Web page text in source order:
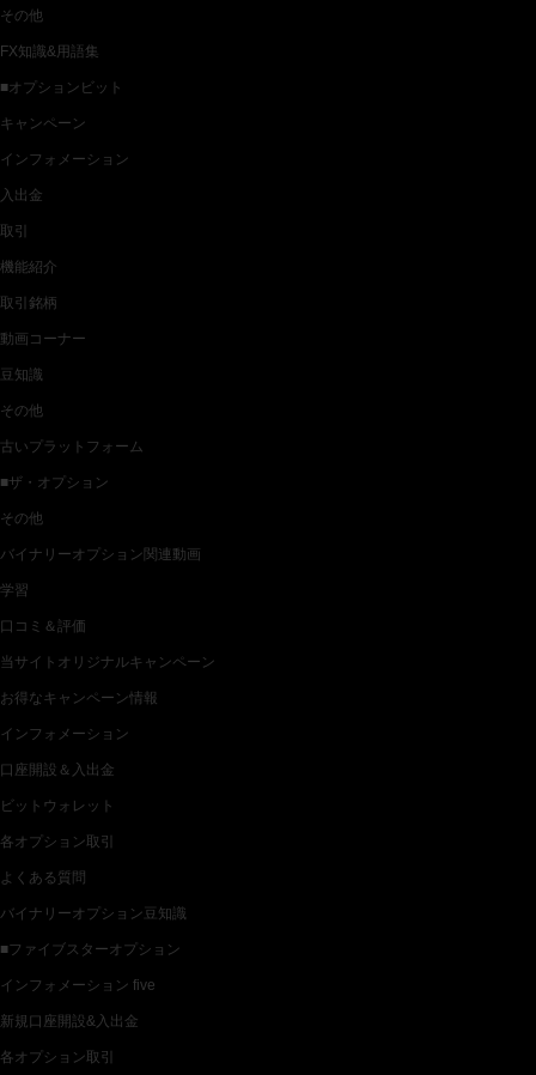
その他
FX知識&用語集
■オプションビット
キャンペーン
インフォメーション
入出金
取引
機能紹介
取引銘柄
動画コーナー
豆知識
その他
古いプラットフォーム
■ザ・オプション
その他
バイナリーオプション関連動画
学習
口コミ＆評価
当サイトオリジナルキャンペーン
お得なキャンペーン情報
インフォメーション
口座開設＆入出金
ビットウォレット
各オプション取引
よくある質問
バイナリーオプション豆知識
■ファイブスターオプション
インフォメーション five
新規口座開設&入出金
各オプション取引